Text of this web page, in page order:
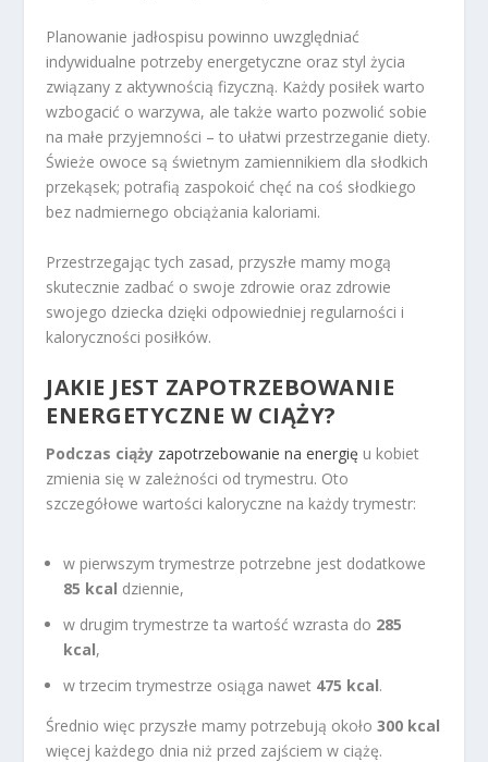
Planowanie jadłospisu powinno uwzględniać
indywidualne potrzeby energetyczne oraz styl życia
związany z aktywnością fizyczną. Każdy posiłek warto
wzbogacić o warzywa, ale także warto pozwolić sobie
na małe przyjemności – to ułatwi przestrzeganie diety.
Świeże owoce są świetnym zamiennikiem dla słodkich
przekąsek; potrafią zaspokoić chęć na coś słodkiego
bez nadmiernego obciążania kaloriami.
Przestrzegając tych zasad, przyszłe mamy mogą
skutecznie zadbać o swoje zdrowie oraz zdrowie
swojego dziecka dzięki odpowiedniej regularności i
kaloryczności posiłków.
JAKIE JEST ZAPOTRZEBOWANIE
ENERGETYCZNE W CIĄŻY?
Podczas ciąży zapotrzebowanie na energię u kobiet
zmienia się w zależności od trymestru. Oto
szczegółowe wartości kaloryczne na każdy trymestr:
w pierwszym trymestrze potrzebne jest dodatkowe
85 kcal dziennie,
w drugim trymestrze ta wartość wzrasta do 285
kcal,
w trzecim trymestrze osiąga nawet 475 kcal.
Średnio więc przyszłe mamy potrzebują około300 kcal
więcej każdego dnia niż przed zajściem w ciążę.